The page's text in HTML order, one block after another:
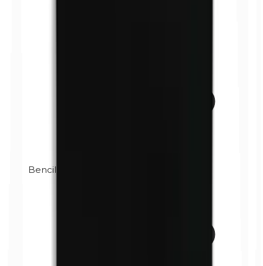
Bencilparabenos